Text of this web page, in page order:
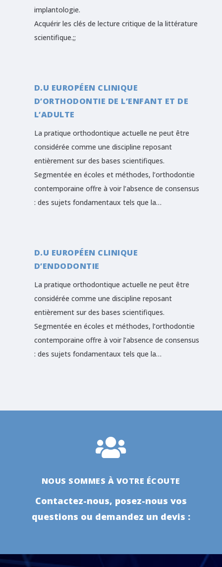
implantologie.
Acquérir les clés de lecture critique de la littérature
scientifique.;;
D.U EUROPÉEN CLINIQUE
D’ORTHODONTIE DE L’ENFANT ET DE
L’ADULTE
La pratique orthodontique actuelle ne peut être
considérée comme une discipline reposant
entièrement sur des bases scientifiques.
Segmentée en écoles et méthodes, l’orthodontie
contemporaine offre à voir l’absence de consensus
: des sujets fondamentaux tels que la…
D.U EUROPÉEN CLINIQUE
D’ENDODONTIE
La pratique orthodontique actuelle ne peut être
considérée comme une discipline reposant
entièrement sur des bases scientifiques.
Segmentée en écoles et méthodes, l’orthodontie
contemporaine offre à voir l’absence de consensus
: des sujets fondamentaux tels que la…

NOUS SOMMES À VOTRE ÉCOUTE
Contactez-nous, posez-nous vos
questions ou demandez un devis :